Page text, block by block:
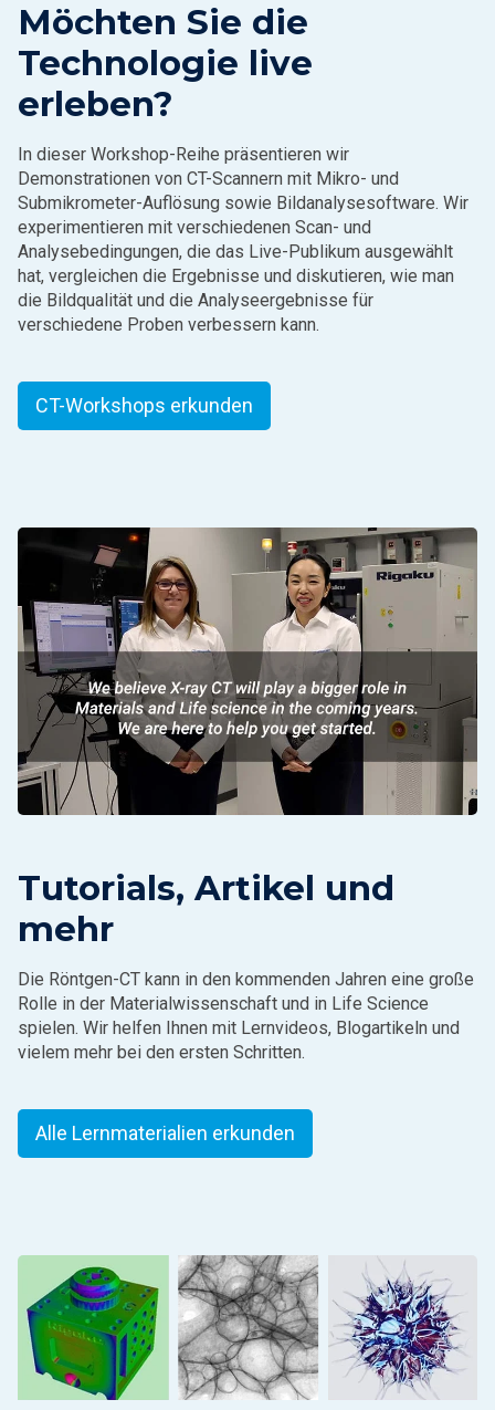
Möchten Sie die
Technologie live
erleben?
In dieser Workshop-Reihe präsentieren wir
Demonstrationen von CT-Scannern mit Mikro- und
Submikrometer-Auflösung sowie Bildanalysesoftware. Wir
experimentieren mit verschiedenen Scan- und
Analysebedingungen, die das Live-Publikum ausgewählt
hat, vergleichen die Ergebnisse und diskutieren, wie man
die Bildqualität und die Analyseergebnisse für
verschiedene Proben verbessern kann.
CT-Workshops erkunden
Tutorials, Artikel und
mehr
Die Röntgen-CT kann in den kommenden Jahren eine große
Rolle in der Materialwissenschaft und in Life Science
spielen. Wir helfen Ihnen mit Lernvideos, Blogartikeln und
vielem mehr bei den ersten Schritten.
Alle Lernmaterialien erkunden